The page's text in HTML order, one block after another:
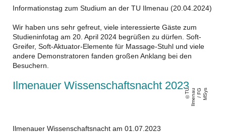
Informationstag zum Studium an der TU Ilmenau (20.04.2024)
Wir haben uns sehr gefreut, viele interessierte Gäste zum
Studieninfotag am 20. April 2024 begrüßen zu dürfen. Soft-
Greifer, Soft-Aktuator-Elemente für Massage-Stuhl und viele
andere Demonstratoren fanden großen Anklang bei den
Besuchern.
Ilmenauer Wissenschaftsnacht 2023
T
U
Il
m
e
n
a
u
/
F
G
M
S
y s
Ilmenauer Wissenschaftsnacht am 01.07.2023